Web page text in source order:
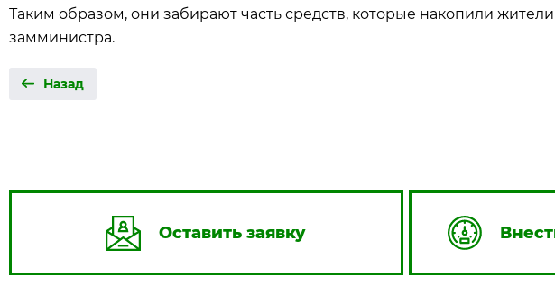
Таким образом, они забирают часть средств, которые накопили
замминистра.
Назад
Оставить заявку